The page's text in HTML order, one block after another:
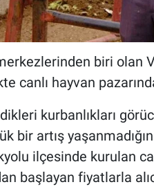
biri olan
canlı hayvan
kurbanlıkları
bir artış
ilçesinde kurulan
başlayan fiyatlarla